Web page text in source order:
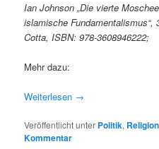
Ian Johnson „Die vierte
islamische Fundamentalismus“,
Cotta, ISBN: 978-3608946222;
Mehr dazu:
Weiterlesen →
Veröffentlicht unter Politik, Religion
Kommentar